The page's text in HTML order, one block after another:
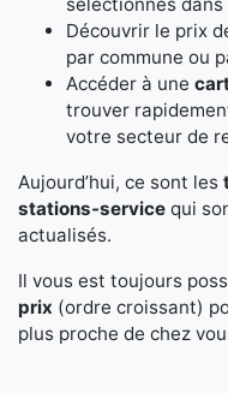
sélectionnés
Découvrir le prix
par commune ou
Accéder à une
trouver
votre secteur de
Aujourd’hui, ce sont les
stations-service qui
actualisés.
Il vous est toujours
prix (ordre croissant)
plus proche de chez